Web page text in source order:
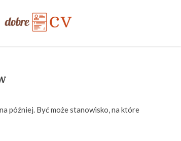
później. Być może stanowisko, na które